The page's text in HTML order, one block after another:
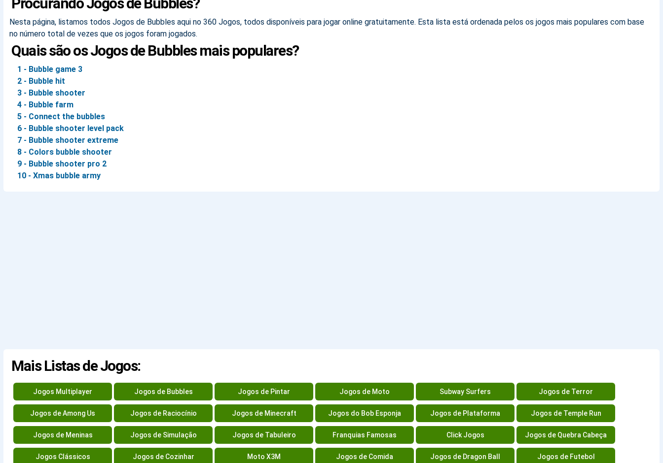
Nesta página, listamos todos Jogos de Bubbles aqui no 360 Jogos, todos disponíveis para jogar online gratuitamente. Esta lista está ordenada pelos os jogos mais populares com base
no número total de vezes que os jogos foram jogados.
Quais são os Jogos de Bubbles mais populares?
1 - Bubble game 3
2 - Bubble hit
3 - Bubble shooter
4 - Bubble farm
5 - Connect the bubbles
6 - Bubble shooter level pack
7 - Bubble shooter extreme
8 - Colors bubble shooter
9 - Bubble shooter pro 2
10 - Xmas bubble army
Mais Listas de Jogos:
Jogos Multiplayer Jogos de Bubbles Jogos de Pintar Jogos de Moto Subway Surfers Jogos de Terror
Jogos de Among Us Jogos de Raciocínio Jogos de Minecraft Jogos do Bob Esponja Jogos de Plataforma Jogos de Temple Run
Jogos de Meninas Jogos de Simulação Jogos de Tabuleiro Franquias Famosas Click Jogos Jogos de Quebra Cabeça
Jogos Clássicos Jogos de Cozinhar Moto X3M Jogos de Comida Jogos de Dragon Ball Jogos de Futebol